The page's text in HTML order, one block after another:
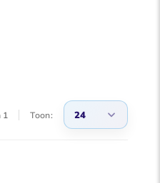
1 Toon: 24